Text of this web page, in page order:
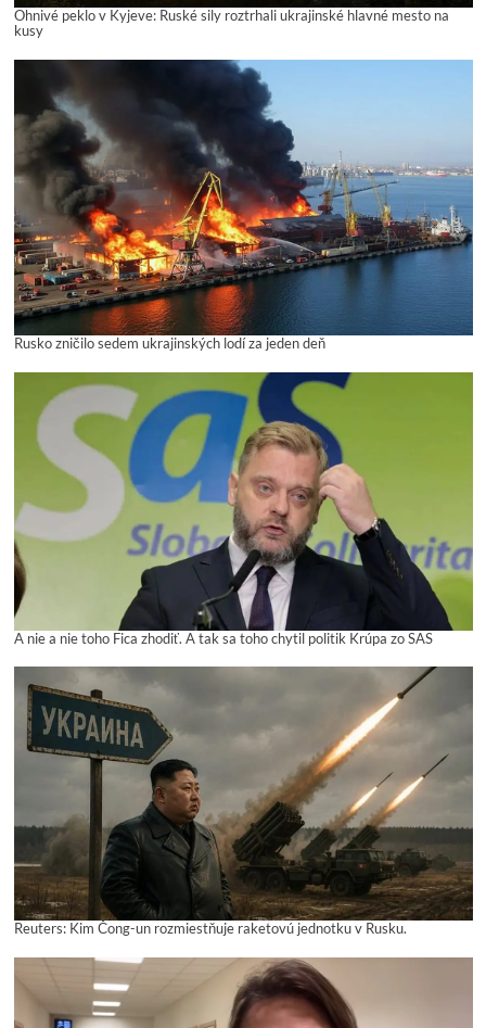
Ohnivé peklo v Kyjeve: Ruské sily roztrhali ukrajinské hlavné mesto na
kusy
Rusko zničilo sedem ukrajinských lodí za jeden deň
A nie a nie toho Fica zhodiť. A tak sa toho chytil politik Krúpa zo SAS
Reuters: Kim Čong-un rozmiestňuje raketovú jednotku v Rusku.